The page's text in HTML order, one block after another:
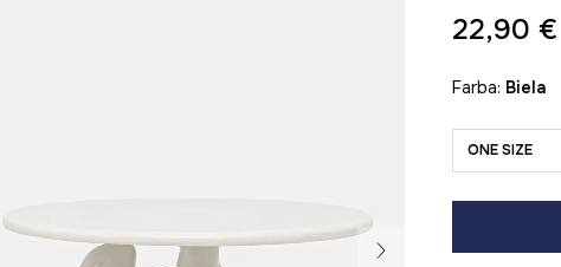
22,90 €
Farba: biela
ONE SIZE